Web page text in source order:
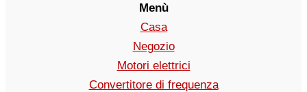
Menù
Casa
Negozio
Motori elettrici
Convertitore di frequenza